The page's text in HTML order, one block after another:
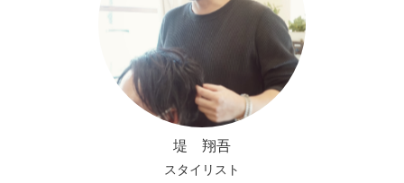
堤 翔吾
スタイリスト